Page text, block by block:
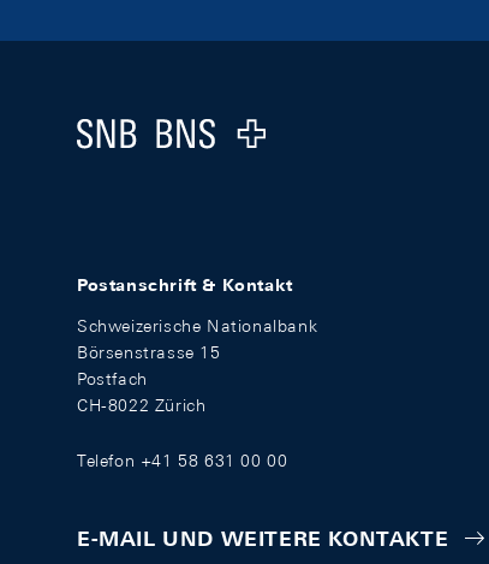
Logo
Postanschrift & Kontakt
Schweizerische Nationalbank
Börsenstrasse 15
Postfach
CH-8022 Zürich
Telefon +41 58 631 00 00
E-MAIL UND WEITERE KONTAKTE